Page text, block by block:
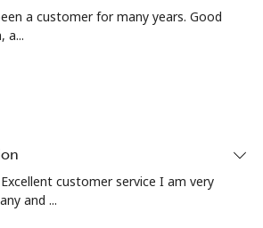
a customer for many years. Good
a...
customer service I am very
and ...